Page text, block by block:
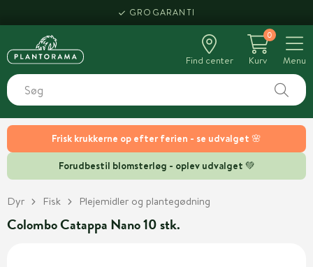
Frisk krukkerne op efter ferien - se udvalget 🌸
Forudbestil blomsterløg - oplev udvalget 💚
GROGARANTI
Find center
0
Kurv
Menu
Dyr Fisk Plejemidler og plantegødning
Colombo Catappa Nano 10 stk.